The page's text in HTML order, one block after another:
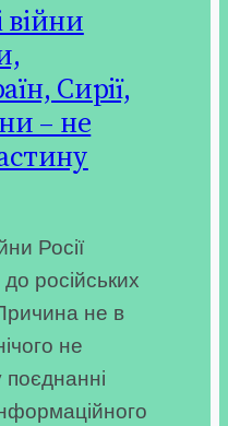
війни
Сирії,
– не
Росії
російських
не в
не